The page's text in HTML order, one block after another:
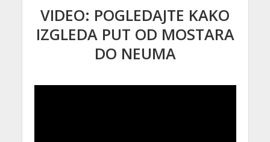
VIDEO: POGLEDAJTE KAKO
IZGLEDA PUT OD MOSTARA
DO NEUMA